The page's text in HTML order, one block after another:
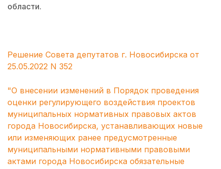
области.
Решение Совета депутатов г. Новосибирска от
25.05.2022 N 352
"О внесении изменений в Порядок проведения
оценки регулирующего воздействия проектов
муниципальных нормативных правовых актов
города Новосибирска, устанавливающих новые
или изменяющих ранее предусмотренные
муниципальными нормативными правовыми
актами города Новосибирска обязательные